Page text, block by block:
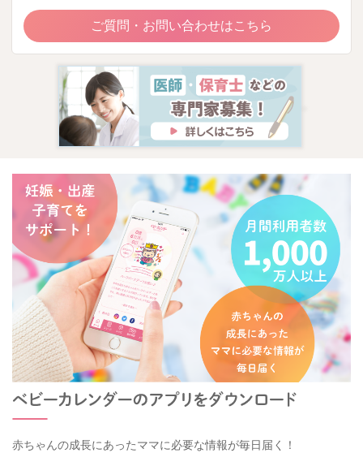
ご質問・お問い合わせはこちら
赤ちゃんの成長にあったママに必要な情報が毎日届く！